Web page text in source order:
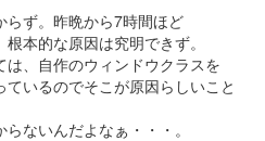
らず。昨晩から7時間ほど
本的な原因は究明できず。
、自作のウィンドウクラスを
いるのでそこが原因らしいこと
ないんだよなぁ・・・。